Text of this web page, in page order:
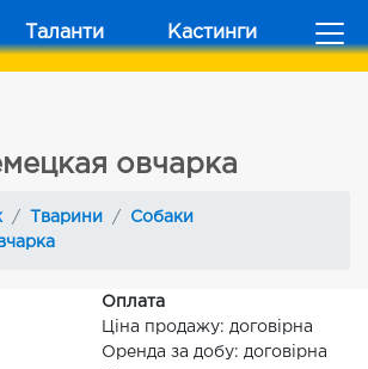
Таланти Кастинги
овчарка
Тварини
Собаки
Оплата
Ціна продажу: договірна
Оренда за добу: договірна